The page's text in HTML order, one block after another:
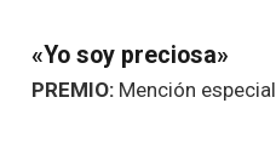
«Yo soy preciosa»
PREMIO:Mención especial